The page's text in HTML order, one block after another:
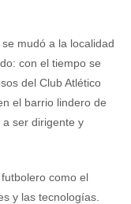
mudó a la localidad
con el tiempo se
del Club Atlético
el barrio lindero de
ser dirigente y
como el
y las tecnologías.​